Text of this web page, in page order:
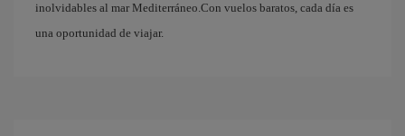
inolvidables al mar Mediterráneo.Con vuelos baratos, cada día es
una oportunidad de viajar.